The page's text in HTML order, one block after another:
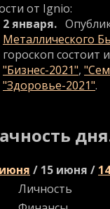
от Ignio:
2 января.
Металлического
гороскоп состоит
"Бизнес-2021",
"Здоровье-2021".
/ 15 июня /
Личность